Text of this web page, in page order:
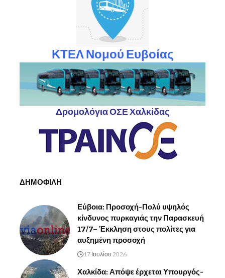
ΚΤΕΛ Νομού Ευβοίας
Δρομολόγια ΟΣΕ Χαλκίδας
ΔΗΜΟΦΙΛΗ
Εύβοια: Προσοχή-Πολύ υψηλός
κίνδυνος πυρκαγιάς την Παρασκευή
17/7– Έκκληση στους πολίτες για
αυξημένη προσοχή
17 Ιουλίου 2026
Χαλκίδα: Απόψε έρχεται Υπουργός-